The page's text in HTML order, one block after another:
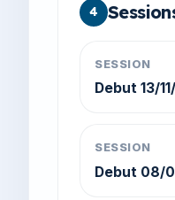
4
SESSION
Debut 13/
SESSION
Debut 08/